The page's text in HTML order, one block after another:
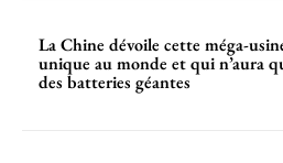
La Chine dévoile cette méga-
unique au monde et qui n’aura
des batteries géantes